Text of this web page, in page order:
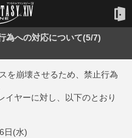
為への対応について(5/7)
を崩壊させるため、禁止行為
イヤーに対し、以下のとおり
日(水)